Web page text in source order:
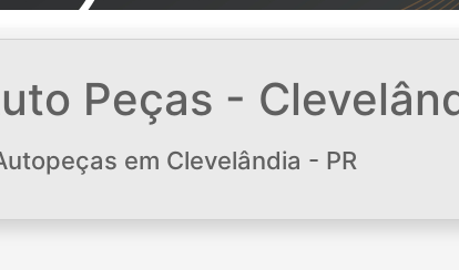
Peças -
em Clevelândia - PR